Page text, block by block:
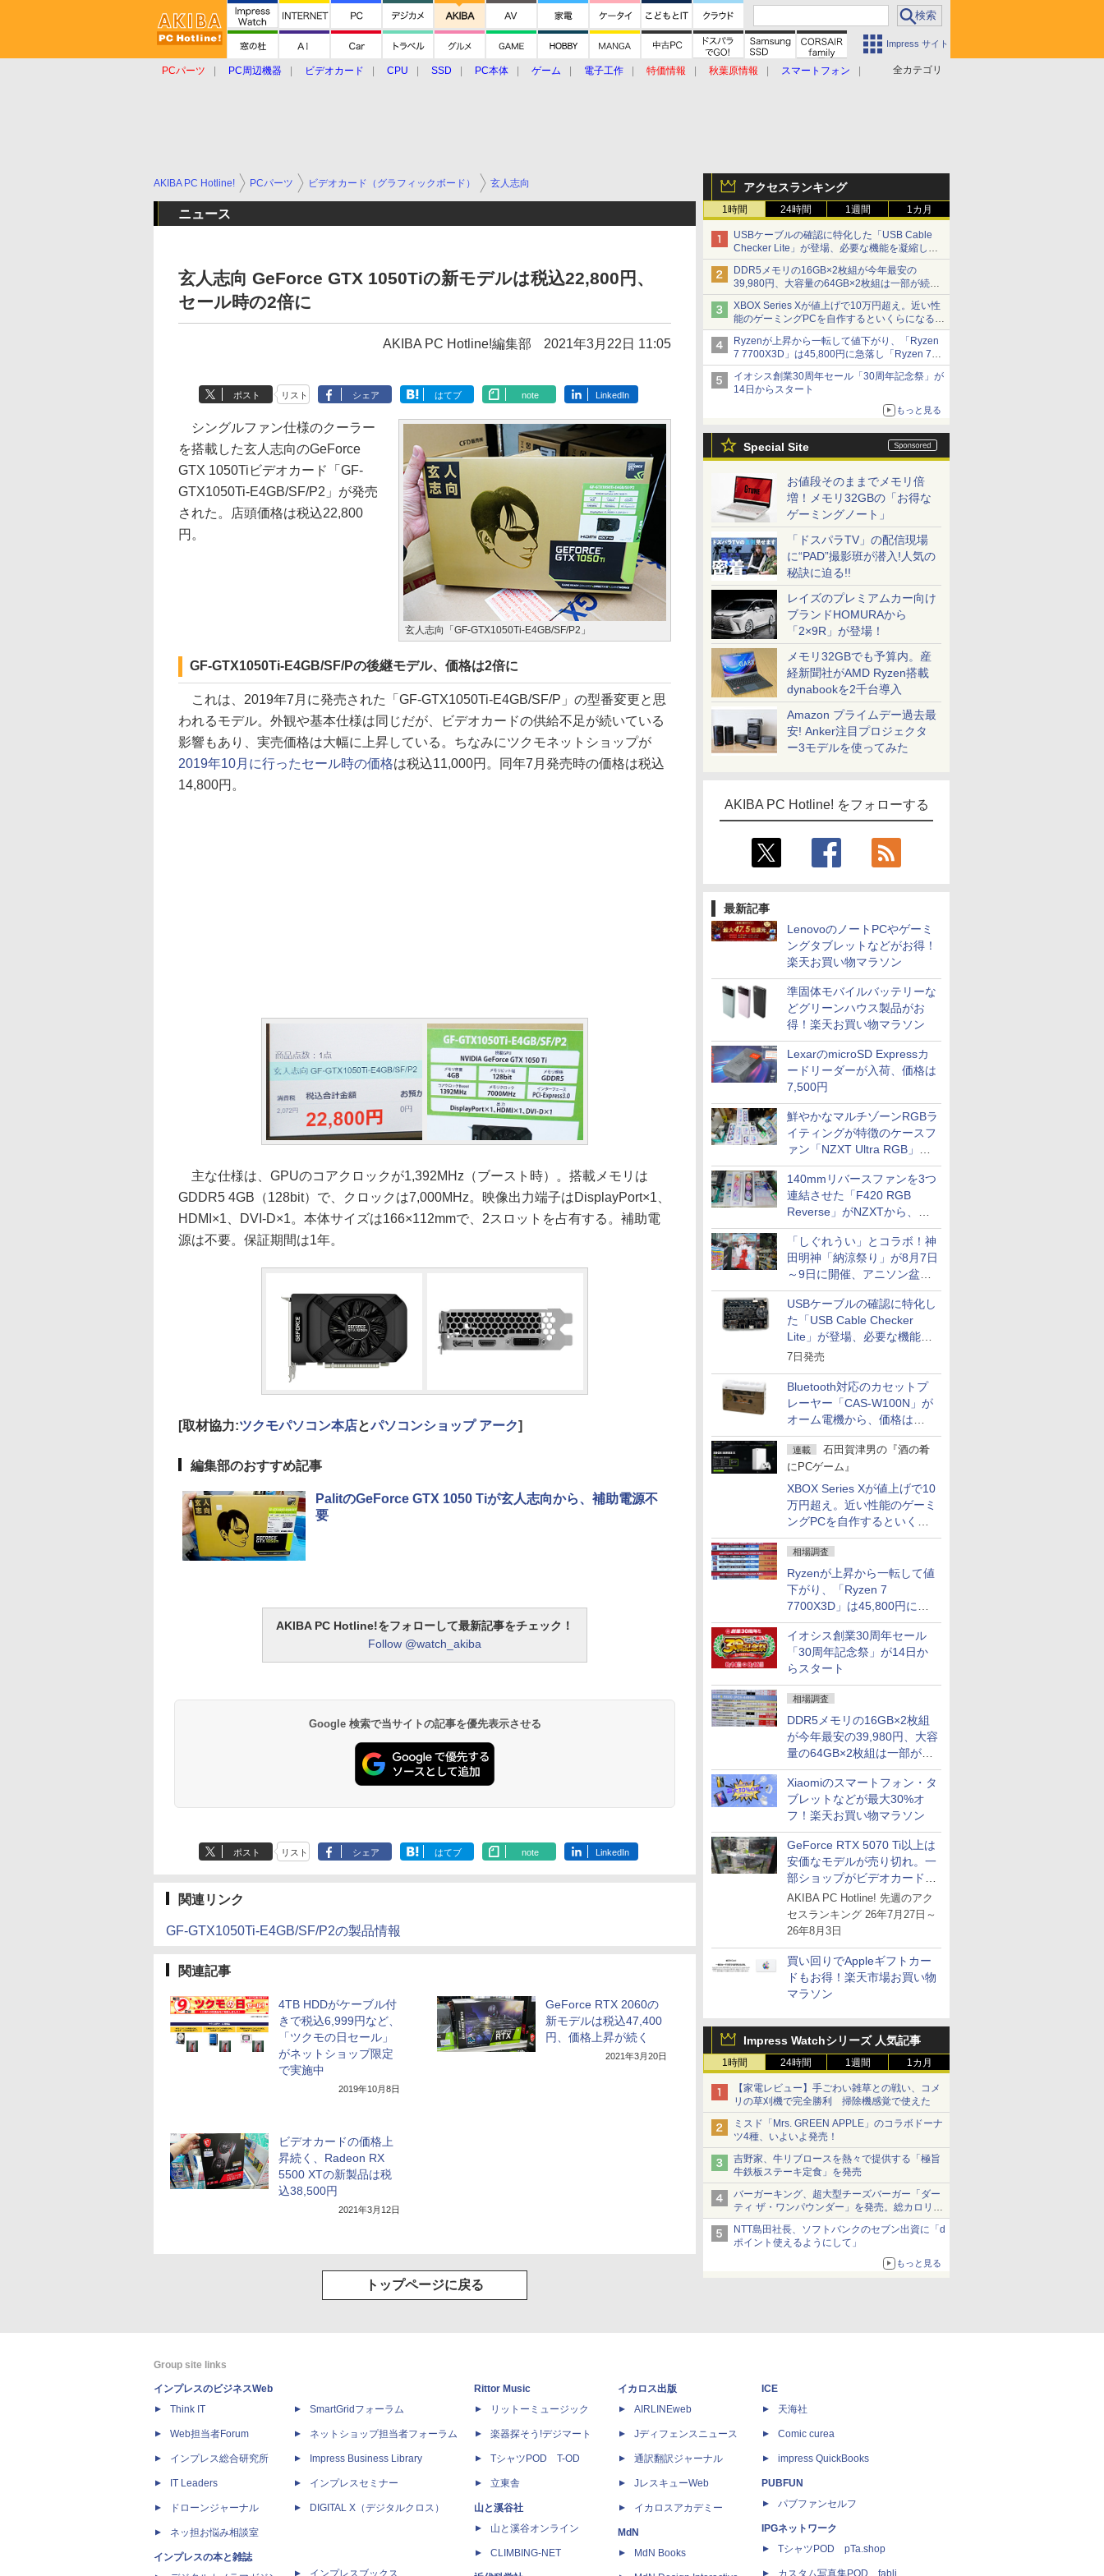
Impress サイト
全カテゴリ
PCパーツ PC周辺機器 ビデオカード CPU SSD PC本体 ゲーム 電子工作 特価情報 秋葉原情報
スマートフォン
アクセスランキング
1時間 24時間 1週間 1カ月
USBケーブルの確認に特化した「USB Cable
Checker Lite」が登場、必要な機能を凝縮しコ
ンパクトに 7日発売
DDR5メモリの16GB×2枚組が今年最安の
39,980円、大容量の64GB×2枚組は一部が続騰
[8月前半のメモリ価格]
XBOX Series Xが値上げで10万円超え。近い性
能のゲーミングPCを自作するといくらになる？
【石田賀津男の『酒の肴にPCゲーム』】
Ryzenが上昇から一転して値下がり、「Ryzen
7 7700X3D」は45,800円に急落し「Ryzen 7
7800X3D」との価格逆転解消 [8月前半のCPU
価格]
イオシス創業30周年セール「30周年記念祭」が
14日からスタート
もっと見る
Special Site
お値段そのままでメモリ倍
増！メモリ32GBの「お得な
ゲーミングノート」
「ドスパラTV」の配信現場
に“PAD”撮影班が潜入!人気の
秘訣に迫る!!
レイズのプレミアムカー向け
ブランドHOMURAから
「2×9R」が登場！
メモリ32GBでも予算内。産
経新聞社がAMD Ryzen搭載
dynabookを2千台導入
Amazon プライムデー過去最
安! Anker注目プロジェクタ
ー3モデルを使ってみた
AKIBA PC Hotline! をフォローする
最新記事
LenovoのノートPCやゲーミ
ングタブレットなどがお得！
楽天お買い物マラソン
準固体モバイルバッテリーな
どグリーンハウス製品がお
得！楽天お買い物マラソン
LexarのmicroSD Expressカ
ードリーダーが入荷、価格は
7,500円
鮮やかなマルチゾーンRGBラ
イティングが特徴のケースフ
ァン「NZXT Ultra RGB」が
発売、計8製品
140mmリバースファンを3つ
連結させた「F420 RGB
Reverse」がNZXTから、単
一フレーム採用
「しぐれうい」とコラボ！神
田明神「納涼祭り」が8月7日
～9日に開催、アニソン盆踊
りや屋台グルメなどもあり
USBケーブルの確認に特化し
た「USB Cable Checker
Lite」が登場、必要な機能を
凝縮しコンパクトに
7日発売
Bluetooth対応のカセットプ
レーヤー「CAS-W100N」が
オーム電機から、価格は
5,940円
連載
石田賀津男の『酒の肴
にPCゲーム』
XBOX Series Xが値上げで10
万円超え。近い性能のゲーミ
ングPCを自作するといくら
になる？
相場調査
Ryzenが上昇から一転して値
下がり、「Ryzen 7
7700X3D」は45,800円に急
落し「Ryzen 7 7800X3D」
との価格逆転解消 [8月前半の
CPU価格]
イオシス創業30周年セール
「30周年記念祭」が14日か
らスタート
相場調査
DDR5メモリの16GB×2枚組
が今年最安の39,980円、大容
量の64GB×2枚組は一部が続
騰 [8月前半のメモリ価格]
Xiaomiのスマートフォン・タ
ブレットなどが最大30%オ
フ！楽天お買い物マラソン
GeForce RTX 5070 Ti以上は
安価なモデルが売り切れ。一
部ショップがビデオカードの
購入制限を実施したニュース
が注目を集める
AKIBA PC Hotline! 先週のアク
セスランキング 26年7月27日～
26年8月3日
買い回りでAppleギフトカー
ドもお得！楽天市場お買い物
マラソン
Impress Watchシリーズ 人気記事
1時間 24時間 1週間 1カ月
【家電レビュー】手ごわい雑草との戦い、コメ
リの草刈機で完全勝利 掃除機感覚で使えた
ミスド「Mrs. GREEN APPLE」のコラボドーナ
ツ4種、いよいよ発売！
吉野家、牛リブロースを熱々で提供する「極旨
牛鉄板ステーキ定食」を発売
バーガーキング、超大型チーズバーガー「ダー
ティ ザ・ワンパウンダー」を発売。総カロリー
約1656kcal、総重量約527g！
NTT島田社長、ソフトバンクのセブン出資に「d
ポイント使えるようにして」
もっと見る
AKIBA PC Hotline! PCパーツ ビデオカード（グラフィックボード） 玄人志向
ニュース
玄人志向 GeForce GTX 1050Tiの新モデルは税込22,800円、
セール時の2倍に
AKIBA PC Hotline!編集部 2021年3月22日 11:05
ポスト リスト シェア はてブ note LinkedIn
玄人志向「GF-GTX1050Ti-E4GB/SF/P2」
シングルファン仕様のクーラー
を搭載した玄人志向のGeForce
GTX 1050Tiビデオカード「GF-
GTX1050Ti-E4GB/SF/P2」が発売
された。店頭価格は税込22,800
円。
GF-GTX1050Ti-E4GB/SF/Pの後継モデル、価格は2倍に
これは、2019年7月に発売された「GF-GTX1050Ti-E4GB/SF/P」の型番変更と思
われるモデル。外観や基本仕様は同じだが、ビデオカードの供給不足が続いている
影響もあり、実売価格は大幅に上昇している。ちなみにツクモネットショップが
2019年10月に行ったセール時の価格は税込11,000円。同年7月発売時の価格は税込
14,800円。
主な仕様は、GPUのコアクロックが1,392MHz（ブースト時）。搭載メモリは
GDDR5 4GB（128bit）で、クロックは7,000MHz。映像出力端子はDisplayPort×1、
HDMI×1、DVI-D×1。本体サイズは166×112mmで、2スロットを占有する。補助電
源は不要。保証期間は1年。
[取材協力:ツクモパソコン本店とパソコンショップ アーク]
編集部のおすすめ記事
PalitのGeForce GTX 1050 Tiが玄人志向から、補助電源不
要
AKIBA PC Hotline!をフォローして最新記事をチェック！
Follow @watch_akiba
Google 検索で当サイトの記事を優先表示させる
ポスト リスト シェア はてブ note LinkedIn
関連リンク
GF-GTX1050Ti-E4GB/SF/P2の製品情報
関連記事
4TB HDDがケーブル付
きで税込6,999円など、
「ツクモの日セール」
がネットショップ限定
で実施中
2019年10月8日
GeForce RTX 2060の
新モデルは税込47,400
円、価格上昇が続く
2021年3月20日
ビデオカードの価格上
昇続く、Radeon RX
5500 XTの新製品は税
込38,500円
2021年3月12日
トップページに戻る
Group site links
インプレスのビジネスWeb
Think IT
Web担当者Forum
インプレス総合研究所
IT Leaders
ドローンジャーナル
ネッ担お悩み相談室
インプレスの本と雑誌
SmartGridフォーラム
ネットショップ担当者フォーラム
Impress Business Library
インプレスセミナー
DIGITAL X（デジタルクロス）
Rittor Music
リットーミュージック
楽器探そう!デジマート
TシャツPOD T-OD
立東舎
山と溪谷社
山と溪谷オンライン
CLIMBING-NET
イカロス出版
AIRLINEweb
Jディフェンスニュース
通訳翻訳ジャーナル
JレスキューWeb
イカロスアカデミー
MdN
MdN Books
ICE
天海社
Comic curea
impress QuickBooks
PUBFUN
パブファンセルフ
IPGネットワーク
TシャツPOD pTa.shop